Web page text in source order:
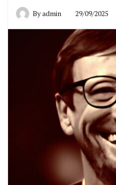
Byadmin 29/09/2025